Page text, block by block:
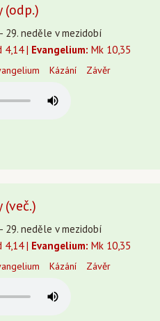
29. neděle v mezidobí
4,14 | Evangelium: Mk 10,35
Kázání Závěr
29. neděle v mezidobí
4,14 | Evangelium: Mk 10,35
Kázání Závěr